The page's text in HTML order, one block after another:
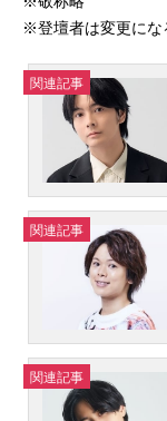
※登壇者は変更にな
関連記事
関連記事
関連記事